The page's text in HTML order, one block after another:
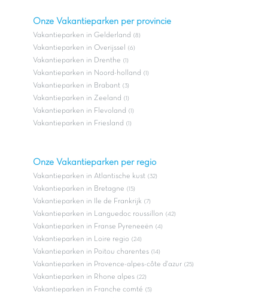
Onze Vakantieparken per provincie
Vakantieparken in Gelderland (8)
Vakantieparken in Overijssel (6)
Vakantieparken in Drenthe (1)
Vakantieparken in Noord-holland (1)
Vakantieparken in Brabant (3)
Vakantieparken in Zeeland (1)
Vakantieparken in Flevoland (1)
Vakantieparken in Friesland (1)
Onze Vakantieparken per regio
Vakantieparken in Atlantische kust (32)
Vakantieparken in Bretagne (15)
Vakantieparken in Ile de Frankrijk (7)
Vakantieparken in Languedoc roussillon (42)
Vakantieparken in Franse Pyreneeën (4)
Vakantieparken in Loire regio (24)
Vakantieparken in Poitou charentes (14)
Vakantieparken in Provence-alpes-côte d'azur (25)
Vakantieparken in Rhone alpes (22)
Vakantieparken in Franche comté (5)